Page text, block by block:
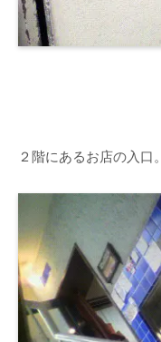
２階にあるお店の入口。